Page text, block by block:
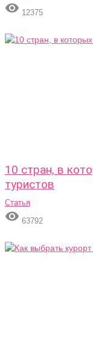
 12375
10 стран, в
туристов
Статья
 63792